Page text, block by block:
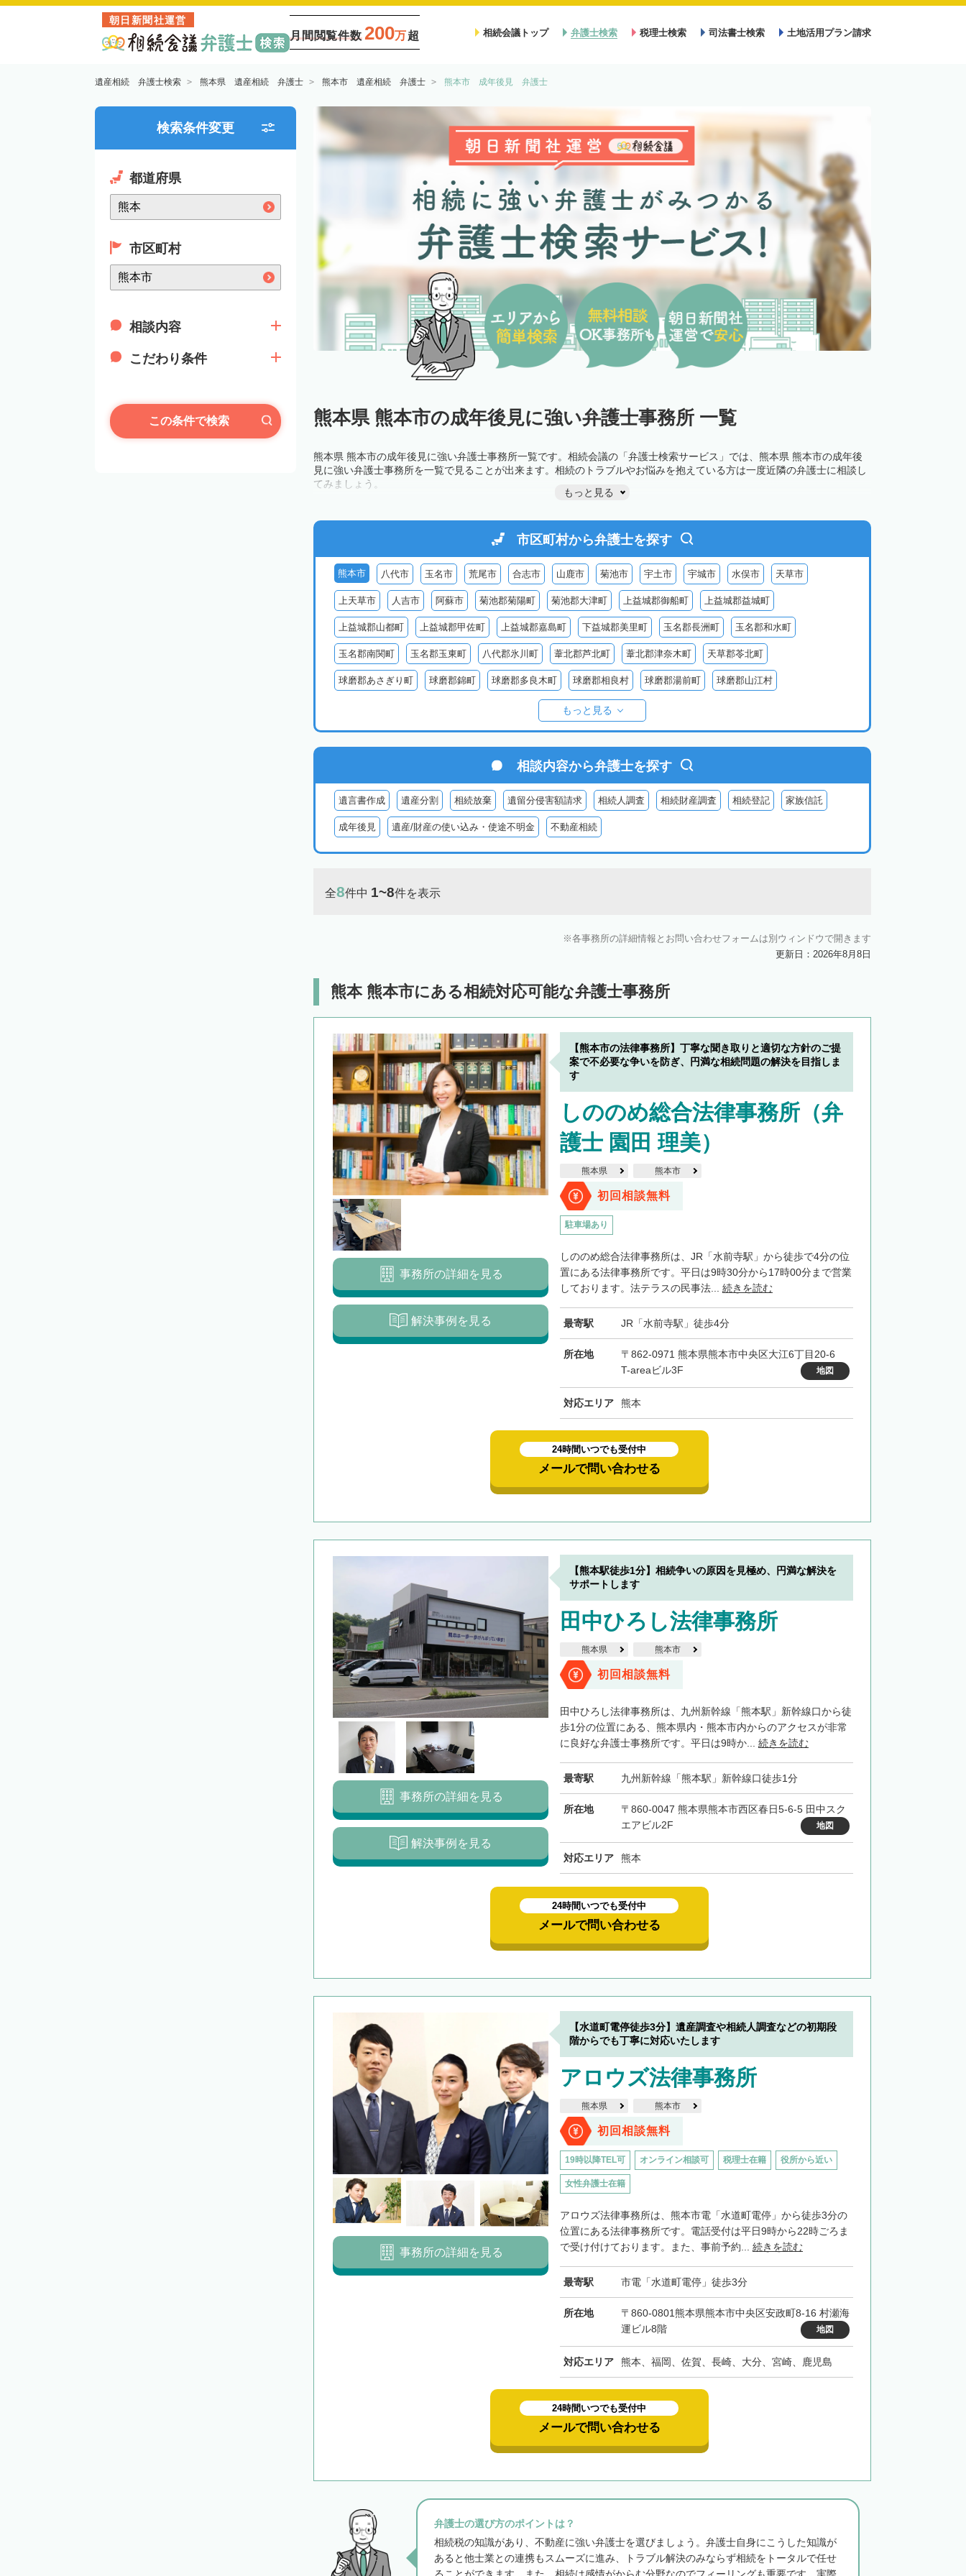
朝日新聞社運営
月間閲覧件数 200万超 相続会議トップ 弁護士検索 税理士検索 司法書士検索 土地活用プラン請求
遺産相続 弁護士検索 熊本県 遺産相続 弁護士 熊本市 遺産相続 弁護士 熊本市 成年後見 弁護士
検索条件変更
都道府県
市区町村
相談内容
こだわり条件
この条件で検索 熊本県 熊本市の成年後見に強い弁護士事務所 一覧
熊本県 熊本市の成年後見に強い弁護士事務所一覧です。相続会議の「弁護士検索サービス」では、熊本県 熊本市の成年後
見に強い弁護士事務所を一覧で見ることが出来ます。相続のトラブルやお悩みを抱えている方は一度近隣の弁護士に相談し
てみましょう。
もっと見る
市区町村から弁護士を探す
熊本市 八代市 玉名市 荒尾市 合志市 山鹿市 菊池市 宇土市 宇城市 水俣市 天草市
上天草市 人吉市 阿蘇市 菊池郡菊陽町 菊池郡大津町 上益城郡御船町 上益城郡益城町
上益城郡山都町 上益城郡甲佐町 上益城郡嘉島町 下益城郡美里町 玉名郡長洲町 玉名郡和水町
玉名郡南関町 玉名郡玉東町 八代郡氷川町 葦北郡芦北町 葦北郡津奈木町 天草郡苓北町
球磨郡あさぎり町 球磨郡錦町 球磨郡多良木町 球磨郡相良村 球磨郡湯前町 球磨郡山江村
阿蘇郡南阿蘇村
阿蘇郡南小国町 阿蘇郡産山村
もっと見る
相談内容から弁護士を探す
遺言書作成 遺産分割 相続放棄 遺留分侵害額請求 相続人調査 相続財産調査 相続登記 家族信託
成年後見 遺産/財産の使い込み・使途不明金 不動産相続
全8件中 1~8件を表示
各事務所の詳細情報とお問い合わせフォームは別ウィンドウで開きます
更新日：2026年8月8日
熊本 熊本市にある相続対応可能な弁護士事務所
【熊本市の法律事務所】丁寧な聞き取りと適切な方針のご提
案で不必要な争いを防ぎ、円満な相続問題の解決を目指しま
す
しののめ総合法律事務所（弁
護士 園田 理美）
熊本県 熊本市
初回相談無料
駐車場あり
しののめ総合法律事務所は、JR「水前寺駅」から徒歩で4分の位
置にある法律事務所です。平日は9時30分から17時00分まで営業
しております。法テラスの民事法... 続きを読む
最寄駅 JR「水前寺駅」徒歩4分
所在地
〒862-0971 熊本県熊本市中央区大江6丁目20‐6
T-areaビル3F
地図
対応エリア 熊本
事務所の詳細を見る
解決事例を見る
24時間いつでも受付中
メールで問い合わせる
【熊本駅徒歩1分】相続争いの原因を見極め、円満な解決を
サポートします
田中ひろし法律事務所
熊本県 熊本市
初回相談無料
田中ひろし法律事務所は、九州新幹線「熊本駅」新幹線口から徒
歩1分の位置にある、熊本県内・熊本市内からのアクセスが非常
に良好な弁護士事務所です。平日は9時か... 続きを読む
最寄駅 九州新幹線「熊本駅」新幹線口徒歩1分
所在地
〒860-0047 熊本県熊本市西区春日5-6-5 田中スク
エアビル2F
地図
対応エリア 熊本
事務所の詳細を見る
解決事例を見る
24時間いつでも受付中
メールで問い合わせる
【水道町電停徒歩3分】遺産調査や相続人調査などの初期段
階からでも丁寧に対応いたします
アロウズ法律事務所
熊本県 熊本市
初回相談無料
19時以降TEL可 オンライン相談可 税理士在籍 役所から近い
女性弁護士在籍
アロウズ法律事務所は、熊本市電「水道町電停」から徒歩3分の
位置にある法律事務所です。電話受付は平日9時から22時ごろま
で受け付けております。また、事前予約... 続きを読む
最寄駅 市電「水道町電停」徒歩3分
所在地
〒860-0801熊本県熊本市中央区安政町8-16 村瀬海
運ビル8階
地図
対応エリア 熊本、福岡、佐賀、長崎、大分、宮崎、鹿児島
事務所の詳細を見る
24時間いつでも受付中
メールで問い合わせる
弁護士の選び方のポイントは？
相続税の知識があり、不動産に強い弁護士を選びましょう。弁護士自身にこうした知識が
あると他士業との連携もスムーズに進み、トラブル解決のみならず相続をトータルで任せ
ることができます。また、相続は感情がからむ分野なのでフィーリングも重要です。実際